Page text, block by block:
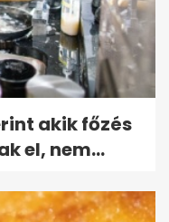
akik főzés
el, nem...